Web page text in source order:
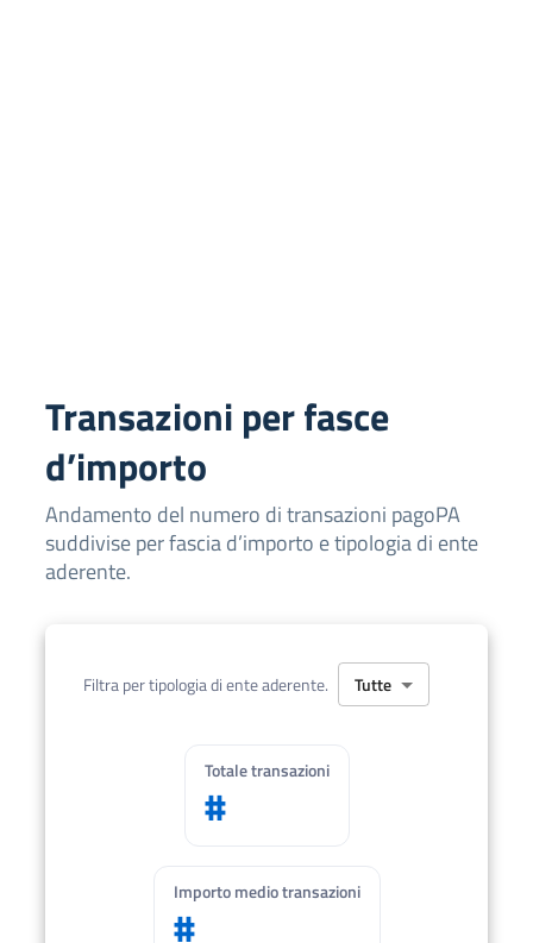
Transazioni per fasce
d’importo
Andamento del numero di transazioni pagoPA
suddivise per fascia d’importo e tipologia di ente
aderente.
Filtra per tipologia di ente aderente. Tutte
Totale transazioni
#
Importo medio transazioni
#